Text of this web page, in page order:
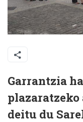
Garrantzia
deitu du